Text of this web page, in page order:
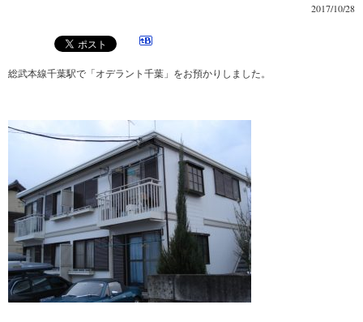
2017/10/28
総武本線千葉駅で「オデラント千葉」をお預かりしました。